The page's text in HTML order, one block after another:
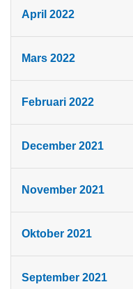
April 2022
Mars 2022
Februari 2022
December 2021
November 2021
Oktober 2021
September 2021